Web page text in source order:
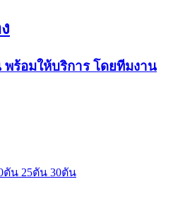
พร้อมให้บริการ โดยทีมงาน
ตัน 25ตัน 30ตัน